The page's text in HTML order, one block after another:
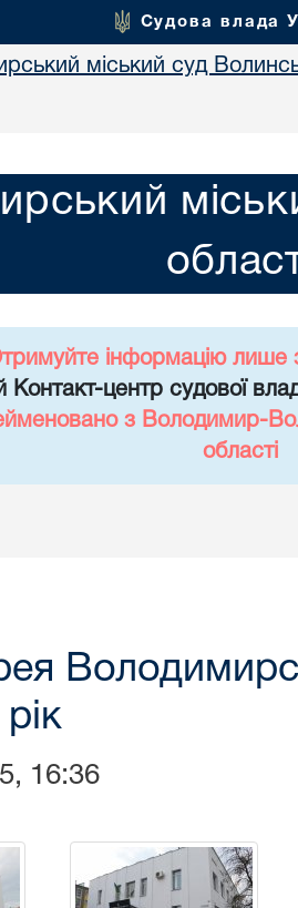
Судова влада
міський суд
інформацію лише
Контакт-центр судової
з Володимир-
області
16:36